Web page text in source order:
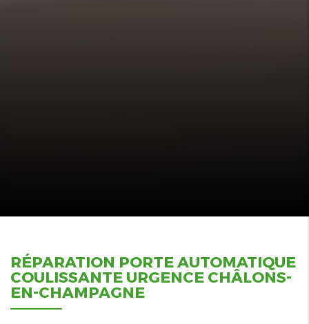
RÉPARATION PORTE AUTOMATIQUE
COULISSANTE URGENCE CHÂLONS-
EN-CHAMPAGNE